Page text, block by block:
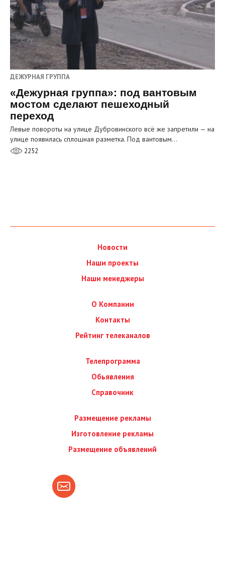
ДЕЖУРНАЯ ГРУППА
«Дежурная группа»: под вантовым
мостом сделают пешеходный
переход
Левые повороты на улице Дубровинского всё же запретили — на
улице появилась сплошная разметка. Под вантовым…
2252
Новости
Наши проекты
Наши менеджеры
О Компании
Контакты
Рейтинг телеканалов
Телепрограмма
Обьявления
Справочник
Размещение рекламы
Изготовление рекламы
Размещение объявлений